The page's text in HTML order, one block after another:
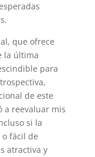
que ofrece
la última
para
de este
a reevaluar mis
si la
fácil de
atractiva y